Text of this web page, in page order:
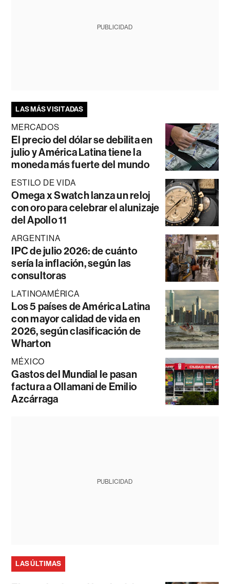
PUBLICIDAD
LAS MÁS VISITADAS
MERCADOS
El precio del dólar se debilita en
julio y América Latina tiene la
moneda más fuerte del mundo
ESTILO DE VIDA
Omega x Swatch lanza un reloj
con oro para celebrar el alunizaje
del Apollo 11
ARGENTINA
IPC de julio 2026: de cuánto
sería la inflación, según las
consultoras
LATINOAMÉRICA
Los 5 países de América Latina
con mayor calidad de vida en
2026, según clasificación de
Wharton
MÉXICO
Gastos del Mundial le pasan
factura a Ollamani de Emilio
Azcárraga
PUBLICIDAD
LAS ÚLTIMAS